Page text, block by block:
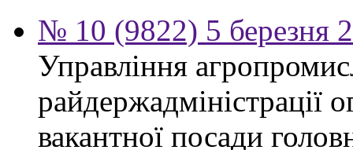
№ 10 (9822) 5 березня
Управління
райдержадміністрації
вакантної посади